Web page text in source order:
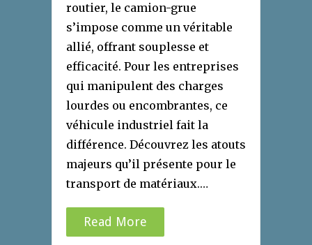
routier, le camion-grue
s’impose comme un véritable
allié, offrant souplesse et
efficacité. Pour les entreprises
qui manipulent des charges
lourdes ou encombrantes, ce
véhicule industriel fait la
différence. Découvrez les atouts
majeurs qu’il présente pour le
transport de matériaux.…
Read More